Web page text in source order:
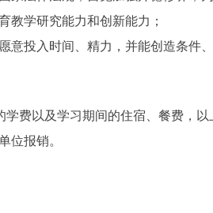
学研究能力和创新能力；
投入时间、精力，并能创造条件、
以及学习期间的住宿、餐费，以
报销。